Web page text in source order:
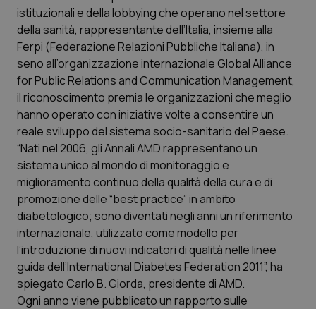
Calabria
Campania
Emilia-Romagna
Friuli Venezia Giulia
Lazio
Liguria
Lombardia
Marche
Asma & BPCO
Car-T
Colesterolo & coronaropatie
Dermatite Atopica
Diabete & glucometri
Disturbi dell’umore
Dolore
Donna & Salute
istituzionali e della lobbying che operano nel settore
della sanità, rappresentante dell’Italia, insieme alla
Ferpi (Federazione Relazioni Pubbliche Italiana), in
seno all’organizzazione internazionale Global Alliance
for Public Relations and Communication Management,
il riconoscimento premia le organizzazioni che meglio
hanno operato con iniziative volte a consentire un
reale sviluppo del sistema socio-sanitario del Paese.
“Nati nel 2006, gli Annali AMD rappresentano un
sistema unico al mondo di monitoraggio e
miglioramento continuo della qualità della cura e di
promozione delle “best practice” in ambito
diabetologico; sono diventati negli anni un riferimento
internazionale, utilizzato come modello per
l’introduzione di nuovi indicatori di qualità nelle linee
guida dell’International Diabetes Federation 2011”, ha
spiegato Carlo B. Giorda, presidente di AMD.
Ogni anno viene pubblicato un rapporto sulle